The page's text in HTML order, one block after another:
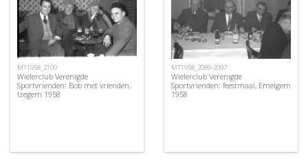
MT1958_2100
Wielerclub Verenigde
Sportvrienden: Bob met vrienden,
Izegem 1958
MT1958_2089-2097
Wielerclub Verenigde
Sportvrienden: feestmaal, Emelgem
1958